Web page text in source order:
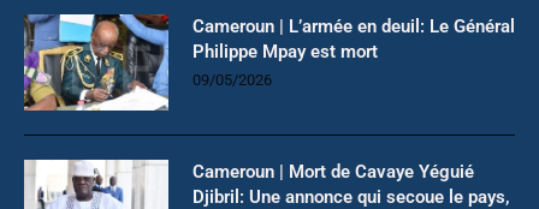
Cameroun | L’armée en deuil: Le Général
Philippe Mpay est mort
09/05/2026
Cameroun | Mort de Cavaye Yéguié
Djibril: Une annonce qui secoue le pays,